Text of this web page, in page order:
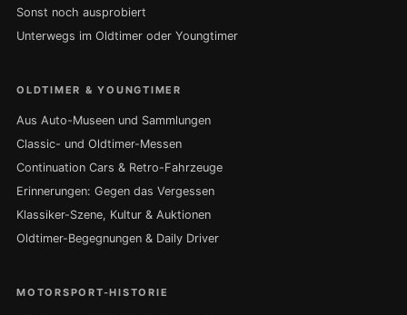
Sonst noch ausprobiert
Unterwegs im Oldtimer oder Youngtimer
OLDTIMER & YOUNGTIMER
Aus Auto-Museen und Sammlungen
Classic- und Oldtimer-Messen
Continuation Cars & Retro-Fahrzeuge
Erinnerungen: Gegen das Vergessen
Klassiker-Szene, Kultur & Auktionen
Oldtimer-Begegnungen & Daily Driver
MOTORSPORT-HISTORIE